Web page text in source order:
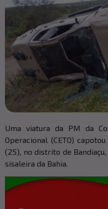
Uma viatura da PM da
Operacional (CETO)
(25), no distrito de
sisaleira da Bahia.